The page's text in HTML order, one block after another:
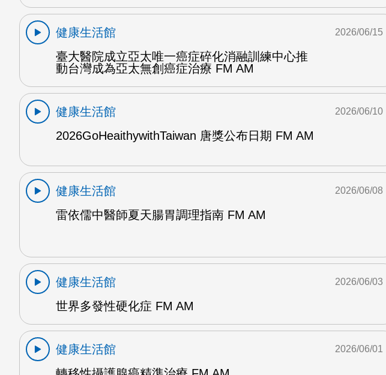
健康生活館
臺大醫院成立亞太唯一癌症碎化消融訓練中心推
動台灣成為亞太無創癌症治療 FM AM
2026/06/15
健康生活館
2026GoHeaithywithTaiwan 唐獎公布日期 FM AM
2026/06/10
健康生活館
雷依儒中醫師夏天腸胃調理指南 FM AM
2026/06/08
健康生活館
世界多發性硬化症 FM AM
2026/06/03
健康生活館
2026/06/01